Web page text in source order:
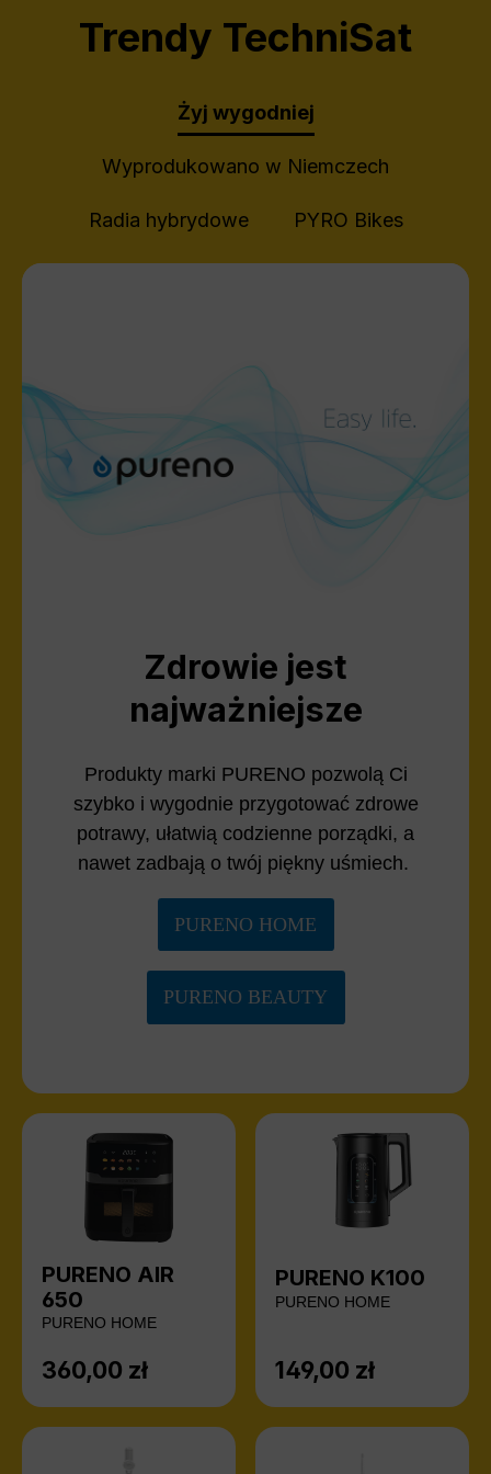
Trendy TechniSat
Żyj wygodniej
Wyprodukowano w Niemczech
Radia hybrydowe PYRO Bikes
Zdrowie jest
najważniejsze
Produkty marki PURENO pozwolą Ci
szybko i wygodnie przygotować zdrowe
potrawy, ułatwią codzienne porządki, a
nawet zadbają o twój piękny uśmiech.
PURENO HOME
PURENO BEAUTY
PURENO AIR
650
PURENO HOME
Cena regularna:
360,00 zł
PURENO K100
PURENO HOME
Cena regularna:
149,00 zł